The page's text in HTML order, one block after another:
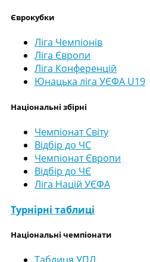
Єврокубки
Ліга Чемпіонів
Ліга Європи
Ліга Конференцій
Юнацька ліга УЄФА U19
Національні збірні
Чемпіонат Світу
Відбір до ЧС
Чемпіонат Європи
Відбір до ЧЄ
Ліга Націй УЄФА
Турнірні таблиці
Національні чемпіонати